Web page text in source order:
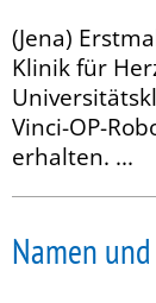
(Jena)
Klinik für
Vinci-OP-
erhalten. ...
Namen